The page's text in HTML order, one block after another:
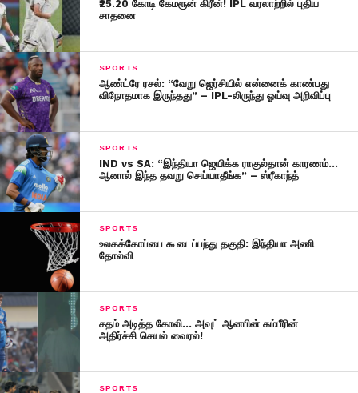
₹25.20 கோடி கேமரூன் கிரீன்! IPL வரலாற்றில் புதிய
சாதனை
SPORTS
ஆண்ட்ரே ரசல்: “வேறு ஜெர்சியில் என்னைக் காண்பது
விநோதமாக இருந்தது” – IPL-லிருந்து ஓய்வு அறிவிப்பு
SPORTS
IND vs SA: “இந்தியா ஜெயிக்க ராகுல்தான் காரணம்…
ஆனால் இந்த தவறு செய்யாதீங்க” – ஸ்ரீகாந்த்
SPORTS
உலகக்கோப்பை கூடைப்பந்து தகுதி: இந்தியா அணி
தோல்வி
SPORTS
சதம் அடித்த கோலி… அவுட் ஆனபின் கம்பீரின்
அதிர்ச்சி செயல் வைரல்!
SPORTS